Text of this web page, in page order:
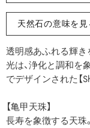
天然石の意味を
透明感あふれる輝き
光は、浄化と調和を
でデザインされた【
【亀甲天珠】
長寿を象徴する天珠